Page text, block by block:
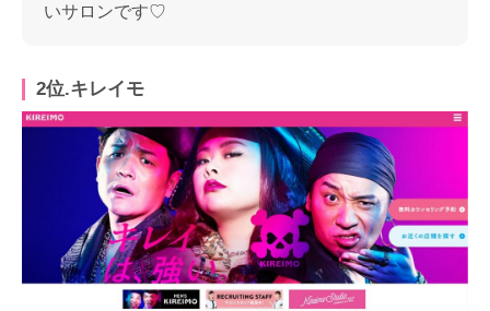
いサロンです♡
2位.キレイモ